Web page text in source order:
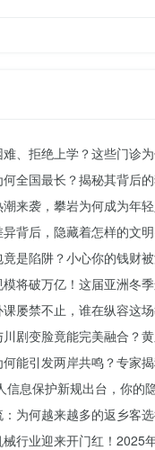
、拒绝上学？这些门诊为
全国最长？揭秘其背后的
来袭，攀岩为何成为年轻
异背后，隐藏着怎样的
是陷阱？小心你的钱财被
将破万亿！这届亚洲冬
屡禁不止，谁在纵容这场
剧变脸竟能完美融合？
能引发两岸共鸣？专家揭
信息保护新规出台，你的
为何越来越多的返乡客选
行业迎来开门红！2025